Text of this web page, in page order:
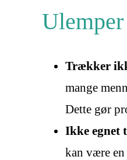
Ulemper
Trækker
mange
Dette gør
Ikke egnet
kan være en